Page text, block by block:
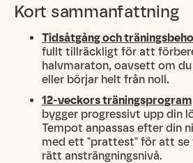
Kort sammanfattning
Tidsåtgång och
fullt tillräckligt för att
halvmaraton, oavsett om
eller börjar helt från noll.
12-veckors träningsprogram
bygger progressivt upp din
Tempot anpassas efter din
med ett "prattest" för att se
rätt ansträngningsnivå.